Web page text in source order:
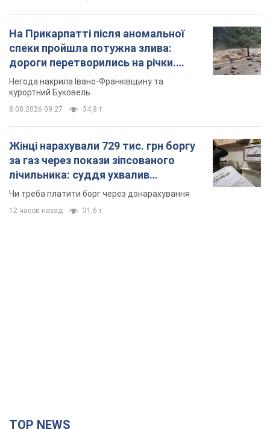
за газ через покази зіпсованого
лічильника: суддя ухвалив
неочікуване рішення
12 часов назад 31,6 т.